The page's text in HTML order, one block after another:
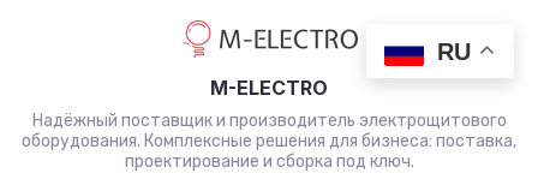
RU
M-ELECTRO
Надёжный поставщик и производитель электрощитового
оборудования. Комплексные решения для бизнеса: поставка,
проектирование и сборка под ключ.